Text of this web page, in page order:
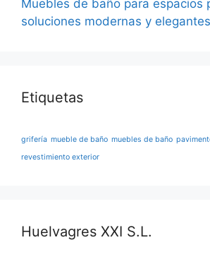
Muebles de baño para espacios
soluciones modernas y elegantes
Etiquetas
grifería mueble de baño muebles de baño
revestimiento exterior
Huelvagres XXI S.L.